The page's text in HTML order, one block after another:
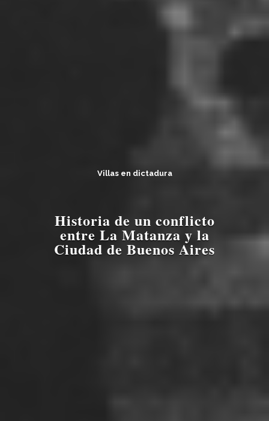
Villas en dictadura
Historia de un conflicto
entre La Matanza y la
Ciudad de Buenos Aires